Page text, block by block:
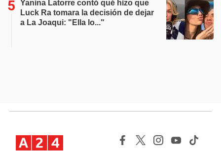
Yanina Latorre contó qué hizo que
Luck Ra tomara la decisión de dejar
a La Joaqui: "Ella lo..."